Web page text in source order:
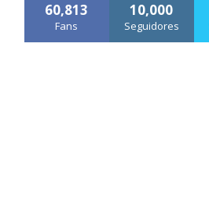
60,813
Fans
10,000
Seguidores